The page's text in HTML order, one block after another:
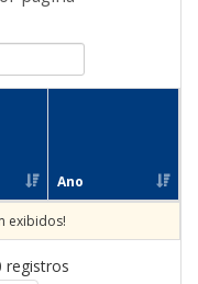
Ano
exibidos!
registros